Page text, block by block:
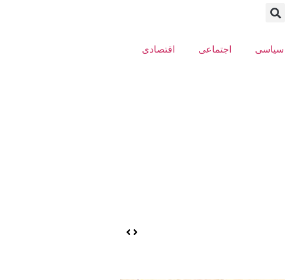
سیاسی اجتماعی اقتصادی